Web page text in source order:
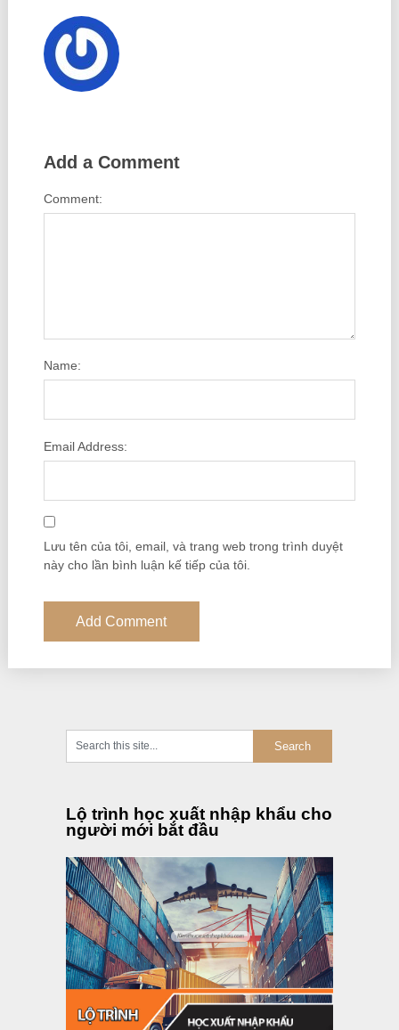
Add a Comment
Comment:
Name:
Email Address:
Lưu tên của tôi, email, và trang web trong trình duyệt
này cho lần bình luận kế tiếp của tôi.
Lộ trình học xuất nhập khẩu cho
người mới bắt đầu